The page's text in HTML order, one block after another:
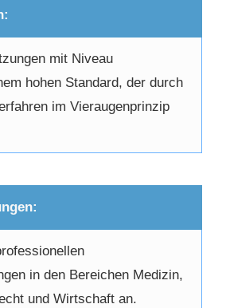
mit Niveau
hohen Standard, der durch
im Vieraugenprinzip
in den Bereichen Medizin,
und Wirtschaft an.